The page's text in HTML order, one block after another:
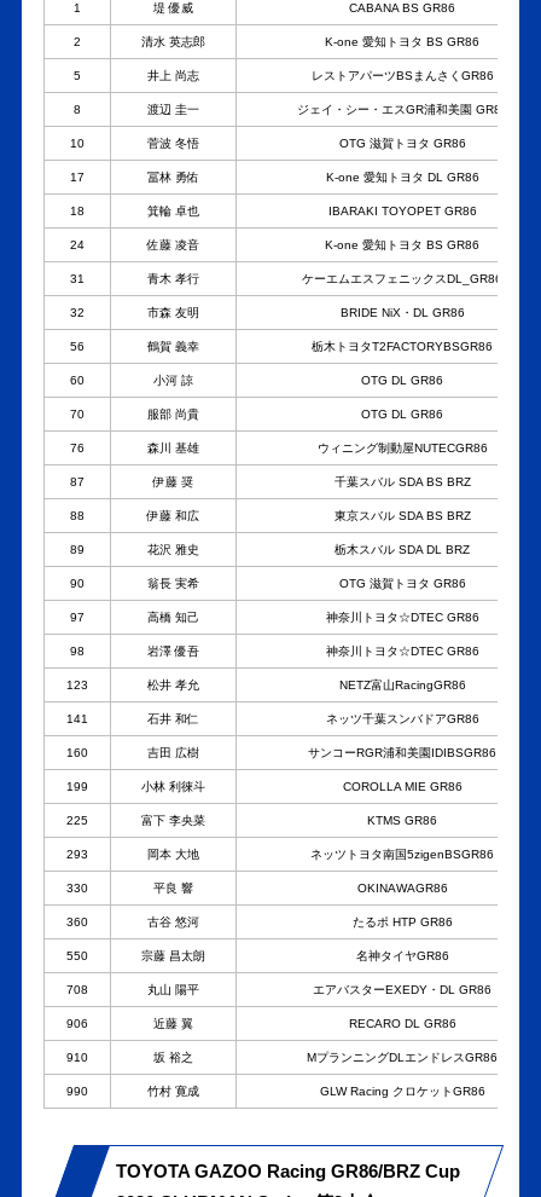
1 堤 優威 CABANA BS GR86
2 清水 英志郎 K-one 愛知トヨタ BS GR86
5 井上 尚志 レストアパーツBSまんさくGR86
8 渡辺 圭一 ジェイ・シー・エスGR浦和美園 GR86
10 菅波 冬悟 OTG 滋賀トヨタ GR86
17 冨林 勇佑 K-one 愛知トヨタ DL GR86
18 箕輪 卓也 IBARAKI TOYOPET GR86
24 佐藤 凌音 K-one 愛知トヨタ BS GR86
31 青木 孝行 ケーエムエスフェニックスDL_GR86
32 市森 友明 BRIDE NiX・DL GR86
56 鶴賀 義幸 栃木トヨタT2FACTORYBSGR86
60 小河 諒 OTG DL GR86
70 服部 尚貴 OTG DL GR86
76 森川 基雄 ウィニング制動屋NUTECGR86
87 伊藤 奨 千葉スバル SDA BS BRZ
88 伊藤 和広 東京スバル SDA BS BRZ
89 花沢 雅史 栃木スバル SDA DL BRZ
90 翁長 実希 OTG 滋賀トヨタ GR86
97 高橋 知己 神奈川トヨタ☆DTEC GR86
98 岩澤 優吾 神奈川トヨタ☆DTEC GR86
123 松井 孝允 NETZ富山RacingGR86
141 石井 和仁 ネッツ千葉スンバドアGR86
160 吉田 広樹 サンコーRGR浦和美園IDIBSGR86
199 小林 利徠斗 COROLLA MIE GR86
225 富下 李央菜 KTMS GR86
293 岡本 大地 ネッツトヨタ南国5zigenBSGR86
330 平良 響 OKINAWAGR86
360 古谷 悠河 たるポ HTP GR86
550 宗藤 昌太朗 名神タイヤGR86
708 丸山 陽平 エアバスターEXEDY・DL GR86
906 近藤 翼 RECARO DL GR86
910 坂 裕之 MプランニングDLエンドレスGR86
990 竹村 寛成 GLW Racing クロケットGR86
TOYOTA GAZOO Racing GR86/BRZ Cup